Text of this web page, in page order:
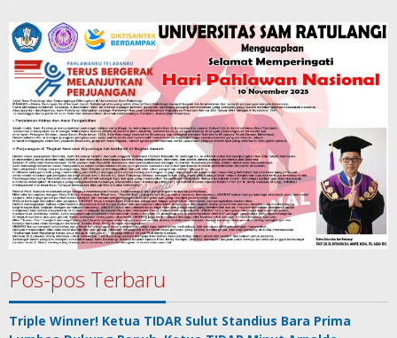
Pos-pos Terbaru
Triple Winner! Ketua TIDAR Sulut Standius Bara Prima